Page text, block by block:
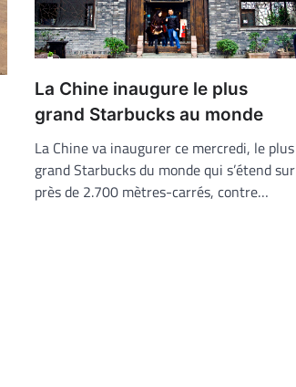
La Chine inaugure le plus
grand Starbucks au monde
La Chine va inaugurer ce mercredi, le plus
grand Starbucks du monde qui s’étend sur
près de 2.700 mètres-carrés, contre…